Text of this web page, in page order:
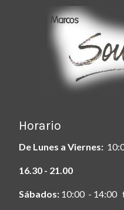
Horario
De Lunes a Viernes:
16.30 - 21.00
Sábados: 10:00 - 14:00